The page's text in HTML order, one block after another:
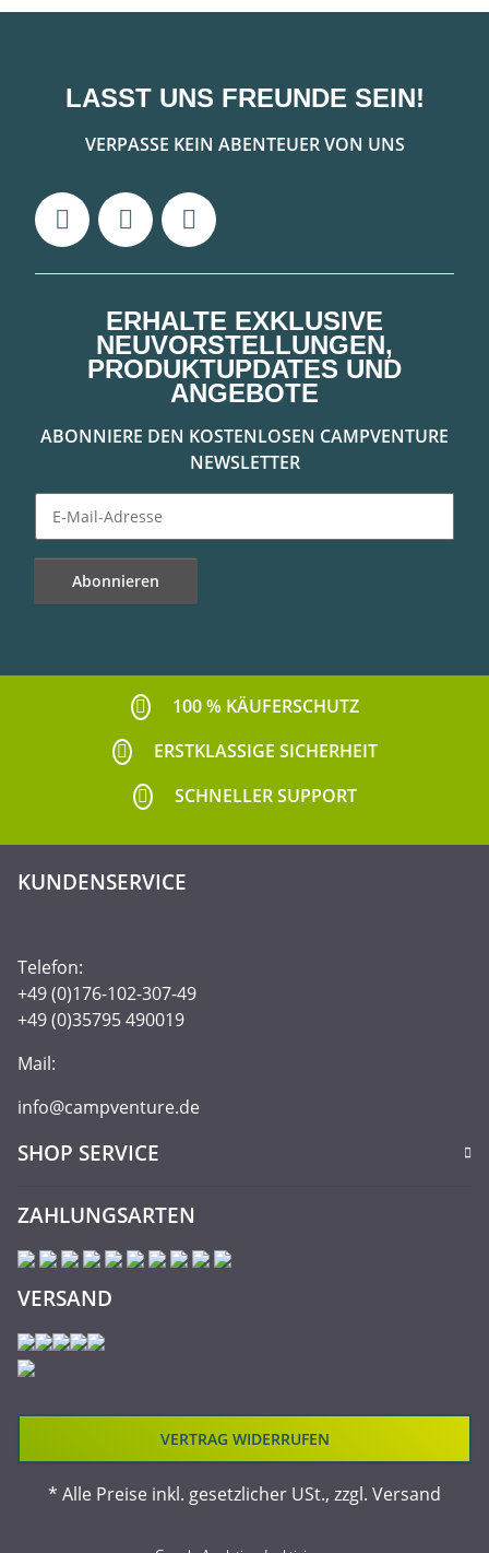
LASST UNS FREUNDE SEIN!
VERPASSE KEIN ABENTEUER VON UNS
ERHALTE EXKLUSIVE
NEUVORSTELLUNGEN,
PRODUKTUPDATES UND
ANGEBOTE
ABONNIERE DEN KOSTENLOSEN CAMPVENTURE
NEWSLETTER
Abonnieren
100 % KÄUFERSCHUTZ
ERSTKLASSIGE SICHERHEIT
SCHNELLER SUPPORT
KUNDENSERVICE
Telefon:
+49 (0)176-102-307-49
+49 (0)35795 490019
Mail:
info@campventure.de
SHOP SERVICE
ZAHLUNGSARTEN
VERSAND
VERTRAG WIDERRUFEN
* Alle Preise inkl. gesetzlicher USt., zzgl. Versand